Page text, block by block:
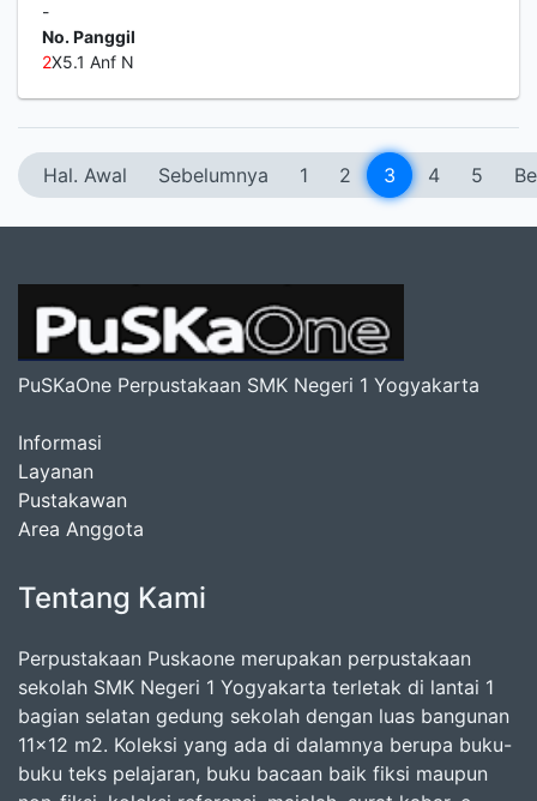
-
No. Panggil
2X5.1 Anf N
Hal. Awal Sebelumnya 1 2 3 4 5
PuSKaOne Perpustakaan SMK Negeri 1 Yogyakarta
Informasi
Layanan
Pustakawan
Area Anggota
Tentang Kami
Perpustakaan Puskaone merupakan perpustakaan
sekolah SMK Negeri 1 Yogyakarta terletak di lantai 1
bagian selatan gedung sekolah dengan luas bangunan
11x12 m2. Koleksi yang ada di dalamnya berupa buku-
buku teks pelajaran, buku bacaan baik fiksi maupun